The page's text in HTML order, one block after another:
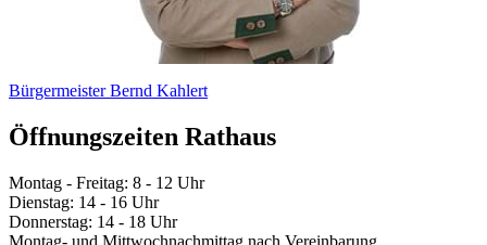
Bürgermeister Bernd Kahlert
Öffnungszeiten Rathaus
Montag - Freitag: 8 - 12 Uhr
Dienstag: 14 - 16 Uhr
Donnerstag: 14 - 18 Uhr
Montag- und Mittwochnachmittag nach Vereinbarung